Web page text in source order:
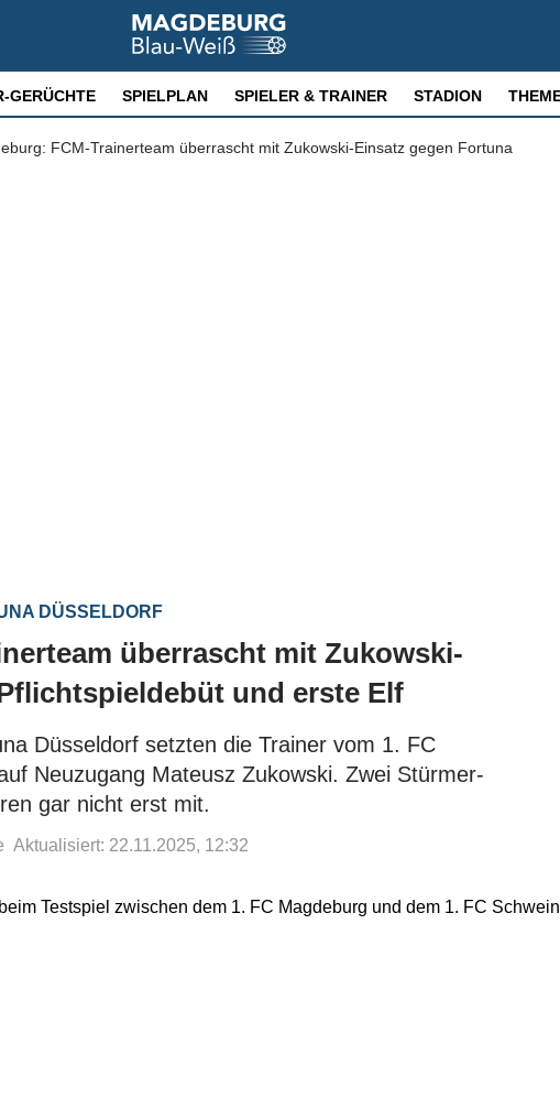
GERÜCHTE SPIELPLAN SPIELER & TRAINER STADION
FCM-Trainerteam überrascht mit Zukowski-Einsatz gegen Fortuna
DÜSSELDORF
überrascht mit Zukowski-
und erste Elf
Düsseldorf setzten die Trainer vom 1. FC
Neuzugang Mateusz Zukowski. Zwei Stürmer-
gar nicht erst mit.
Aktualisiert: 22.11.2025, 12:32